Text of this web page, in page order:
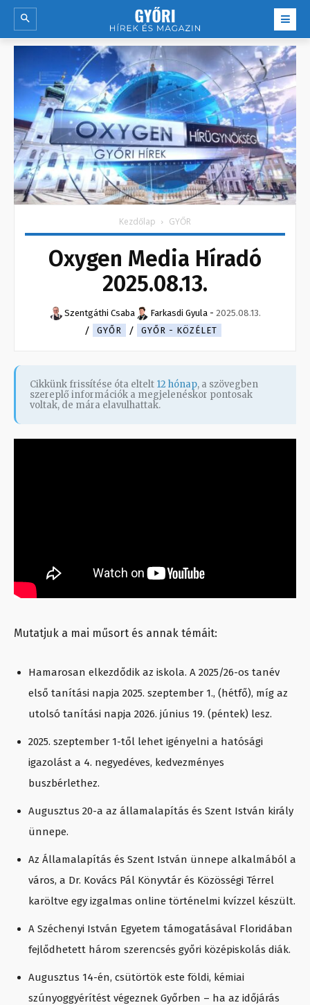
Kezdőlap GYŐR
Oxygen Media Híradó
2025.08.13.
Szentgáthi Csaba Farkasdi Gyula - 2025.08.13.
GYŐR
GYŐR - KÖZÉLET
Cikkünk frissítése óta eltelt 12 hónap, a szövegben
szereplő információk a megjelenéskor pontosak
voltak, de mára elavulhattak.
Mutatjuk a mai műsort és annak témáit:
Hamarosan elkezdődik az iskola. A 2025/26-os tanév
első tanítási napja 2025. szeptember 1., (hétfő), míg az
utolsó tanítási napja 2026. június 19. (péntek) lesz.
2025. szeptember 1-től lehet igényelni a hatósági
igazolást a 4. negyedéves, kedvezményes
buszbérlethez.
Augusztus 20-a az államalapítás és Szent István király
ünnepe.
Az Államalapítás és Szent István ünnepe alkalmából a
város, a Dr. Kovács Pál Könyvtár és Közösségi Térrel
karöltve egy izgalmas online történelmi kvízzel készült.
A Széchenyi István Egyetem támogatásával Floridában
fejlődhetett három szerencsés győri középiskolás diák.
Augusztus 14-én, csütörtök este földi, kémiai
szúnyoggyérítést végeznek Győrben – ha az időjárás